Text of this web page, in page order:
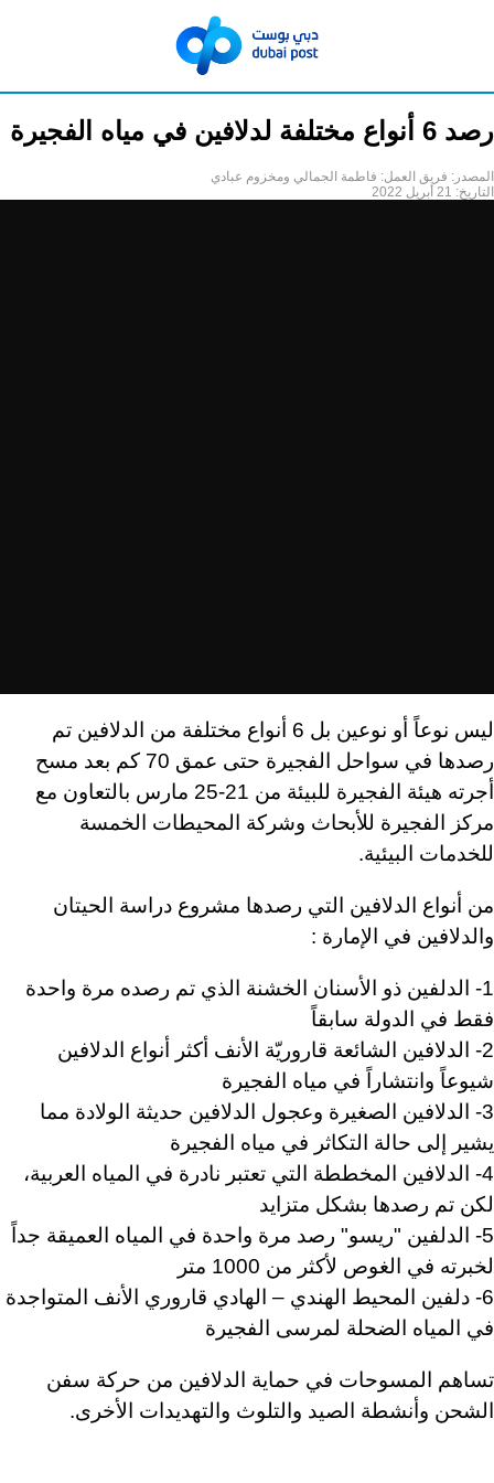
رصد 6 أنواع مختلفة لدلافين في مياه الفجيرة
المصدر: فريق العمل: فاطمة الجمالي ومخزوم عبادي
التاريخ: 21 أبريل 2022
ليس نوعاً أو نوعين بل 6 أنواع مختلفة من الدلافين تم
رصدها في سواحل الفجيرة حتى عمق 70 كم بعد مسح
أجرته هيئة الفجيرة للبيئة من 21-25 مارس بالتعاون مع
مركز الفجيرة للأبحاث وشركة المحيطات الخمسة
للخدمات البيئية.
من أنواع الدلافين التي رصدها مشروع دراسة الحيتان
والدلافين في الإمارة :
1- الدلفين ذو الأسنان الخشنة الذي تم رصده مرة واحدة
فقط في الدولة سابقاً
2- الدلافين الشائعة قاروريّة الأنف أكثر أنواع الدلافين
شيوعاً وانتشاراً في مياه الفجيرة
3- الدلافين الصغيرة وعجول الدلافين حديثة الولادة مما
يشير إلى حالة التكاثر في مياه الفجيرة
4- الدلافين المخططة التي تعتبر نادرة في المياه العربية،
لكن تم رصدها بشكل متزايد
5- الدلفين "ريسو" رصد مرة واحدة في المياه العميقة جداً
لخبرته في الغوص لأكثر من 1000 متر
6- دلفين المحيط الهندي – الهادي قاروري الأنف المتواجدة
في المياه الضحلة لمرسى الفجيرة
تساهم المسوحات في حماية الدلافين من حركة سفن
الشحن وأنشطة الصيد والتلوث والتهديدات الأخرى.